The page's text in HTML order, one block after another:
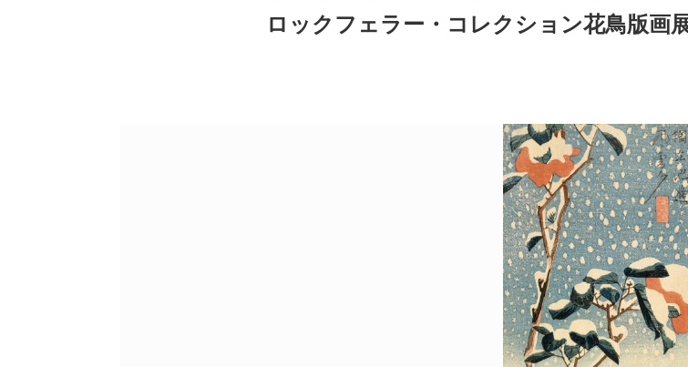
MUSEUM
CONTACT お問合せ
POLICY COMPANY
ロックフェラー・コレクション花鳥版画